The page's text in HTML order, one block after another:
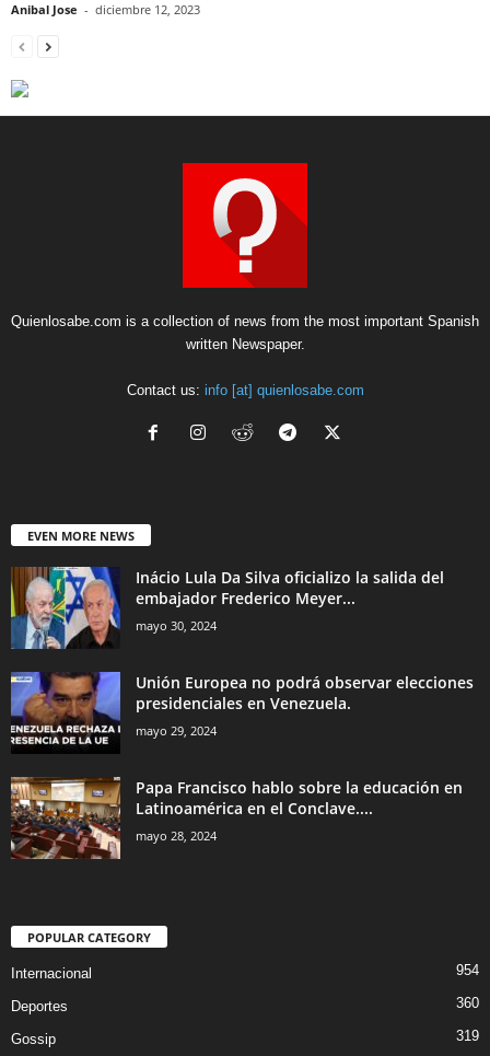
Anibal Jose - diciembre 12, 2023
Quienlosabe.com is a collection of news from the most important Spanish
written Newspaper.
Contact us: info [at] quienlosabe.com
EVEN MORE NEWS
Inácio Lula Da Silva oficializo la salida del
embajador Frederico Meyer...
mayo 30, 2024
Unión Europea no podrá observar elecciones
presidenciales en Venezuela.
mayo 29, 2024
Papa Francisco hablo sobre la educación en
Latinoamérica en el Conclave....
mayo 28, 2024
POPULAR CATEGORY
Internacional 954
Deportes 360
Gossip 319